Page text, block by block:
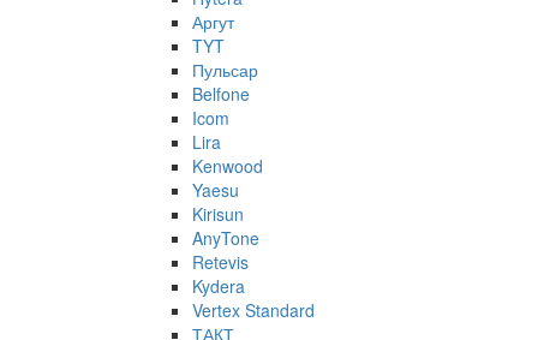
Аргут
TYT
Пульсар
Belfone
Icom
Lira
Kenwood
Yaesu
Kirisun
AnyTone
Retevis
Kydera
Vertex Standard
ТАКТ